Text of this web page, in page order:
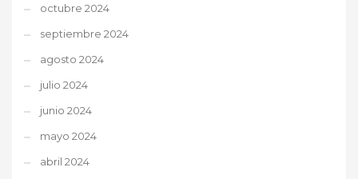
octubre 2024
septiembre 2024
agosto 2024
julio 2024
junio 2024
mayo 2024
abril 2024